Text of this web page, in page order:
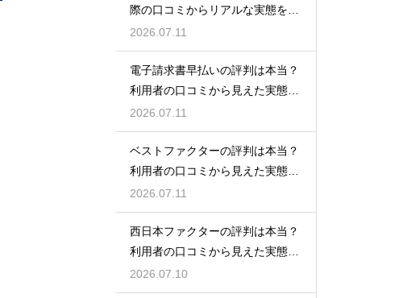
際の口コミからリアルな実態を検
証！
2026.07.11
電子請求書早払いの評判は本当？
利用者の口コミから見えた実態を
検証
2026.07.11
ベストファクターの評判は本当？
利用者の口コミから見えた実態を
検証
2026.07.11
西日本ファクターの評判は本当？
利用者の口コミから見えた実態を
検証
2026.07.10